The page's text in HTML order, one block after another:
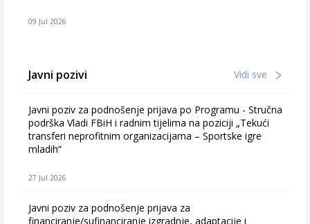
09 Jul 2026
Javni pozivi Vidi sve
Javni poziv za podnošenje prijava po Programu - Stručna
podrška Vladi FBiH i radnim tijelima na poziciji „Tekući
transferi neprofitnim organizacijama – Sportske igre
mladih“
27 Jul 2026
Javni poziv za podnošenje prijava za
financiranje/sufinanciranje izgradnje, adaptacije i